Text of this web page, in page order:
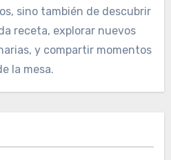
sino también de descubrir
receta, explorar nuevos
y compartir momentos
la mesa.